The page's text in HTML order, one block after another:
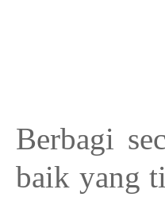
Berbagi
baik yang